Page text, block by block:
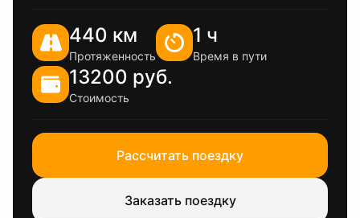
440 км
Протяженность
1 ч
Время в пути
13200 руб.
Стоимость
Рассчитать поездку
Заказать поездку